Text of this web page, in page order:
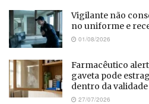
Vigilante não
no uniforme e
01/08/2026
Farmacêutico
gaveta pode
dentro da validade
27/07/2026